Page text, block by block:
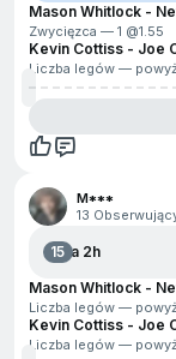
Mason Whitlock -
Zwycięzca — 1 @1.55
Kevin Cottiss - Joe
Liczba legów —
M***
13
15Za 2h
Mason Whitlock -
Liczba legów —
Kevin Cottiss - Joe
Liczba legów —